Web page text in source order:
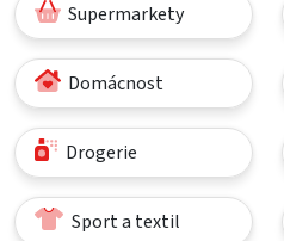
Supermarkety
Domácnost
Drogerie
Sport a textil